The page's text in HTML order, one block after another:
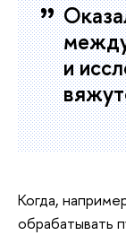
и
Когда,
обрабатывать